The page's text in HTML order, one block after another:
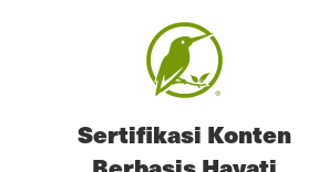
Sertifikasi Konten